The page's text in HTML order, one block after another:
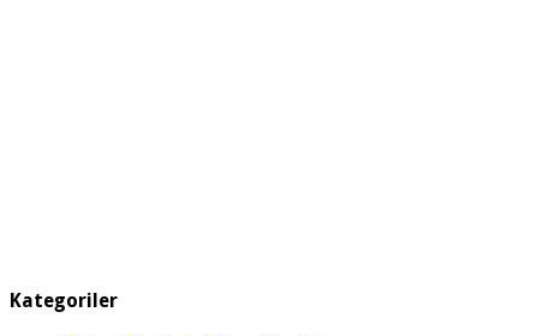
Kategoriler